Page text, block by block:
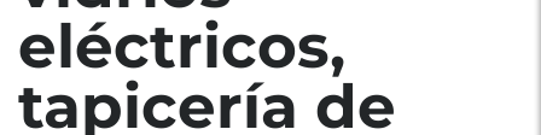
eléctricos,
tapicería de